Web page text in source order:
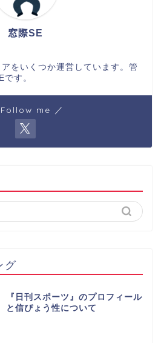
窓際SE
をいくつか運営しています。管
す。
me ／
グ
『日刊スポーツ』のプロフィール
と信ぴょう性について